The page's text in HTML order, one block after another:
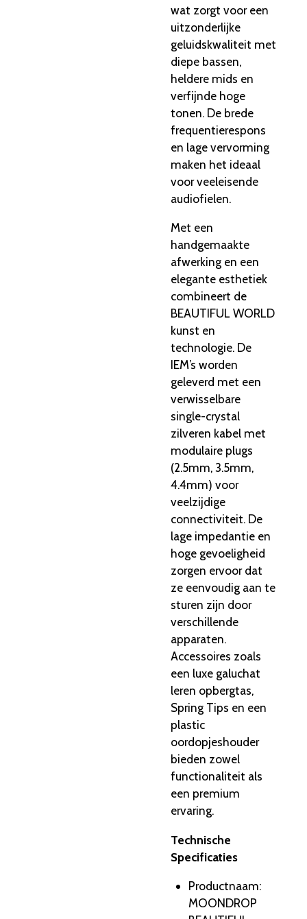
wat zorgt voor een
uitzonderlijke
geluidskwaliteit met
diepe bassen,
heldere mids en
verfijnde hoge
tonen. De brede
frequentierespons
en lage vervorming
maken het ideaal
voor veeleisende
audiofielen.
Met een
handgemaakte
afwerking en een
elegante esthetiek
combineert de
BEAUTIFUL WORLD
kunst en
technologie. De
IEM’s worden
geleverd met een
verwisselbare
single-crystal
zilveren kabel met
modulaire plugs
(2.5mm, 3.5mm,
4.4mm) voor
veelzijdige
connectiviteit. De
lage impedantie en
hoge gevoeligheid
zorgen ervoor dat
ze eenvoudig aan te
sturen zijn door
verschillende
apparaten.
Accessoires zoals
een luxe galuchat
leren opbergtas,
Spring Tips en een
plastic
oordopjeshouder
bieden zowel
functionaliteit als
een premium
ervaring.
Technische
Specificaties
Productnaam:
MOONDROP